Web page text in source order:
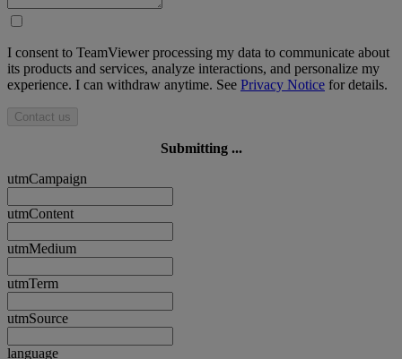
I consent to TeamViewer processing my data to communicate about
its products and services, analyze interactions, and personalize my
experience. I can withdraw anytime. See Privacy Notice for details.
Contact us
Submitting ...
utmCampaign
utmContent
utmMedium
utmTerm
utmSource
language